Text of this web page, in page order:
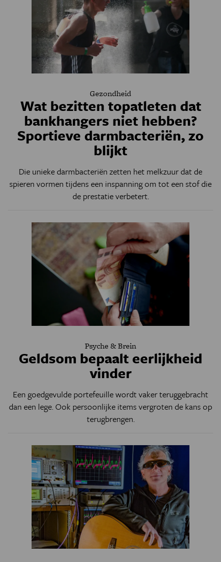
Gezondheid
Wat bezitten topatleten dat
bankhangers niet hebben?
Sportieve darmbacteriën, zo
blijkt
Die unieke darmbacteriën zetten het melkzuur dat de
spieren vormen tijdens een inspanning om tot een stof die
de prestatie verbetert.
Psyche & Brein
Geldsom bepaalt eerlijkheid
vinder
Een goedgevulde portefeuille wordt vaker teruggebracht
dan een lege. Ook persoonlijke items vergroten de kans op
terugbrengen.